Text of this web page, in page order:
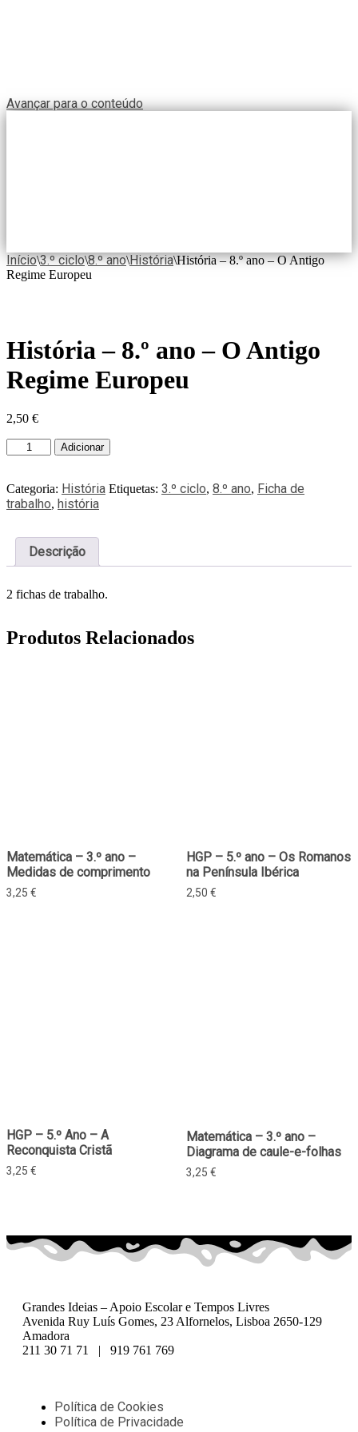
Avançar para o conteúdo
Início\3.º ciclo\8.º ano\História\História – 8.º ano – O Antigo
Regime Europeu
História – 8.º ano – O Antigo
Regime Europeu
2,50 €
Adicionar
Categoria: História Etiquetas: 3.º ciclo, 8.º ano, Ficha de
trabalho, história
Descrição
2 fichas de trabalho.
Produtos Relacionados
Matemática – 3.º ano –
Medidas de comprimento
3,25 €
HGP – 5.º ano – Os Romanos
na Península Ibérica
2,50 €
HGP – 5.º Ano – A
Reconquista Cristã
3,25 €
Matemática – 3.º ano –
Diagrama de caule-e-folhas
3,25 €
Grandes Ideias – Apoio Escolar e Tempos Livres
Avenida Ruy Luís Gomes, 23 Alfornelos, Lisboa 2650-129
Amadora
211 30 71 71 | 919 761 769
Política de Cookies
Política de Privacidade